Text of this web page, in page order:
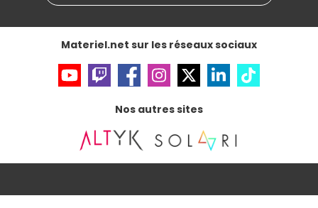
Accessibilité : non conforme
Materiel.net sur les réseaux sociaux
Nos autres sites